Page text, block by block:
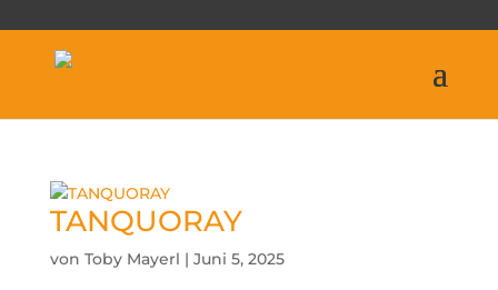
TANQUORAY
von Toby Mayerl | Juni 5, 2025